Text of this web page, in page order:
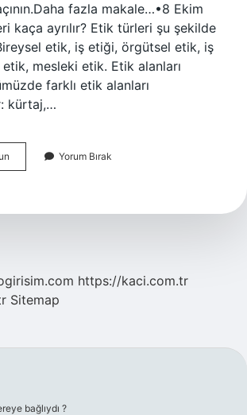
fazla makale…•8 Ekim
kaça ayrılır? Etik türleri şu şekilde
Bireysel etik, iş etiği, örgütsel etik, iş
mesleki etik. Etik alanları
farklı etik alanları
kürtaj,…
Konular
Yorum Bırak
https://kaci.com.tr
Sitemap
bağlıydı ?